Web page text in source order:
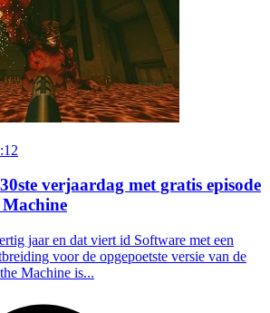
verjaardag met gratis episode
jaar en dat viert id Software met een
voor de opgepoetste versie van de
Machine is...